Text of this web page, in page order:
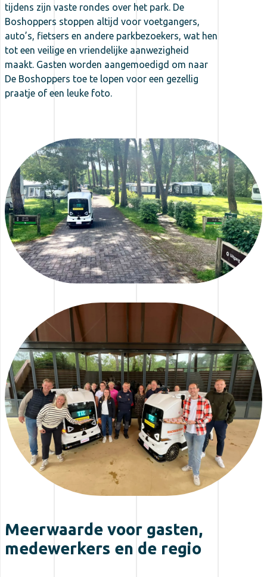
tijdens zijn vaste rondes over het park. De
Boshoppers stoppen altijd voor voetgangers,
auto’s, fietsers en andere parkbezoekers, wat hen
tot een veilige en vriendelijke aanwezigheid
maakt. Gasten worden aangemoedigd om naar
De Boshoppers toe te lopen voor een gezellig
praatje of een leuke foto.
Meerwaarde voor gasten,
medewerkers en de regio